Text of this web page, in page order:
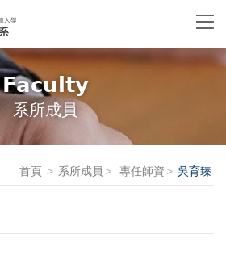
Faculty
系所成員
首頁 系所成員 專任師資 吳育臻